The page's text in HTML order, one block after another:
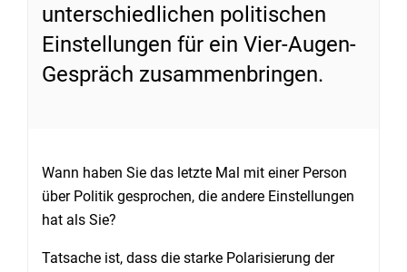
unterschiedlichen politischen
Einstellungen für ein Vier-Augen-
Gespräch zusammenbringen.
Wann haben Sie das letzte Mal mit einer Person
über Politik gesprochen, die andere Einstellungen
hat als Sie?
Tatsache ist, dass die starke Polarisierung der